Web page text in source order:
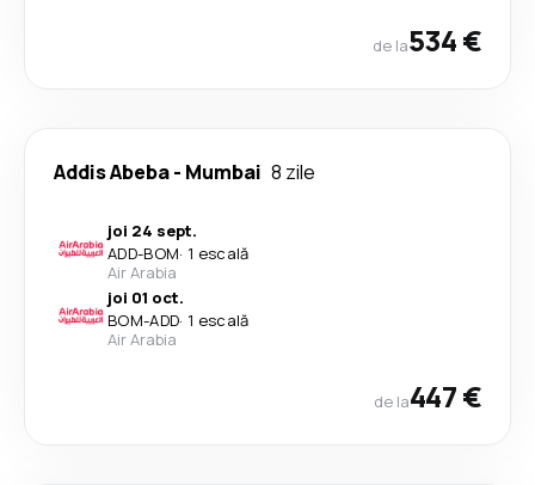
de la534 €
Addis Abeba- Mumbai 8 zile
joi 24 sept.
ADD-BOM· 1 escală
Air Arabia
joi 01 oct.
BOM-ADD· 1 escală
Air Arabia
de la447 €